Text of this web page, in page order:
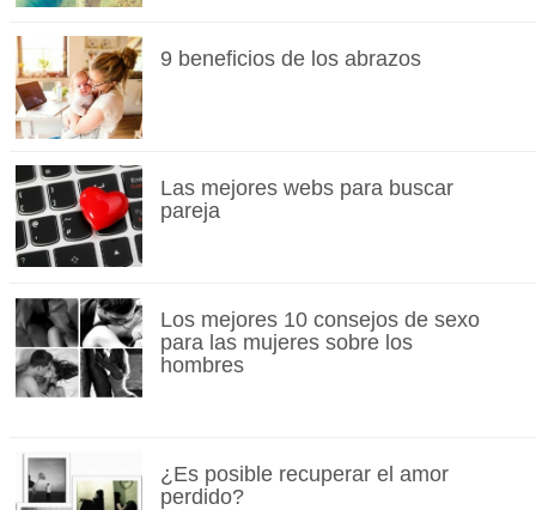
9 beneficios de los abrazos
Las mejores webs para buscar
pareja
Los mejores 10 consejos de sexo
para las mujeres sobre los
hombres
¿Es posible recuperar el amor
perdido?